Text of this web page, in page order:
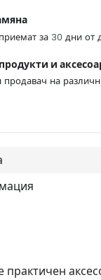
за 30 дни от
и
на
практичен